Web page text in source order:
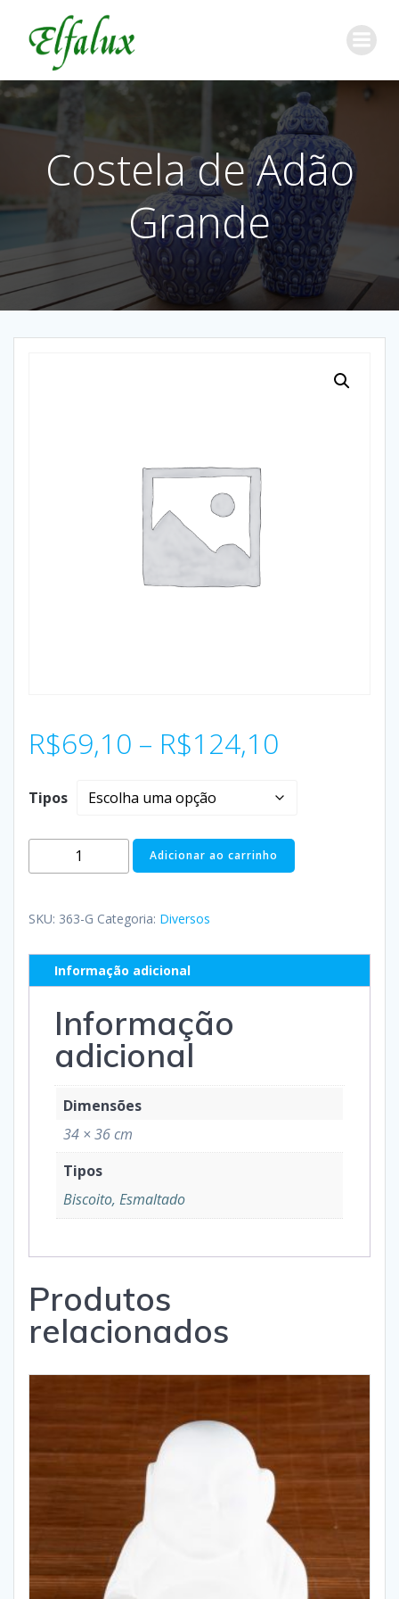
Costela de Adão
Grande
R$69,10 – R$124,10
Tipos
Adicionar ao carrinho
SKU: 363-G Categoria: Diversos
Informação adicional
Informação
adicional
Dimensões
34 × 36 cm
Tipos
Biscoito, Esmaltado
Produtos
relacionados